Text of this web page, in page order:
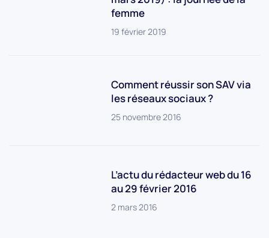
femme
19 février 2019
Comment réussir son SAV via
les réseaux sociaux ?
25 novembre 2016
L’actu du rédacteur web du 16
au 29 février 2016
2 mars 2016